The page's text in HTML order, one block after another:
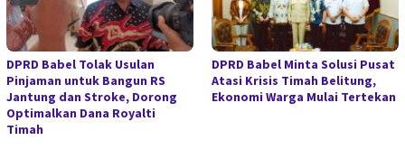
DPRD Babel Tolak Usulan
Pinjaman untuk Bangun RS
Jantung dan Stroke, Dorong
Optimalkan Dana Royalti
Timah
DPRD Babel Minta Solusi Pusat
Atasi Krisis Timah Belitung,
Ekonomi Warga Mulai Tertekan